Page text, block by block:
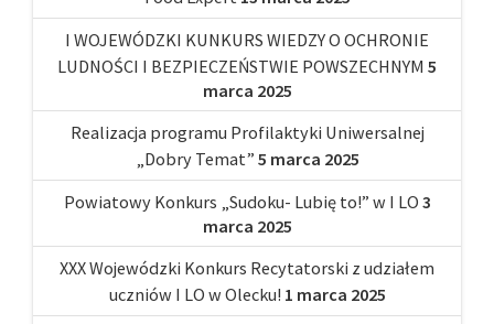
I WOJEWÓDZKI KUNKURS WIEDZY O OCHRONIE
LUDNOŚCI I BEZPIECZEŃSTWIE POWSZECHNYM 5
marca 2025
Realizacja programu Profilaktyki Uniwersalnej
„Dobry Temat” 5 marca 2025
Powiatowy Konkurs „Sudoku- Lubię to!” w I LO 3
marca 2025
XXX Wojewódzki Konkurs Recytatorski z udziałem
uczniów I LO w Olecku! 1 marca 2025